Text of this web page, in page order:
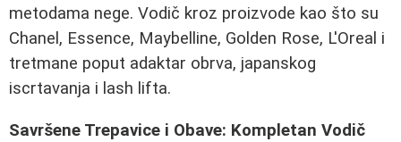
metodama negе. Vodič kroz proizvode kao što su
Chanel, Essence, Maybelline, Golden Rose, L'Oreal i
tretmane poput adaktar obrva, japanskog
iscrtavanja i lash lifta.
Savršene Trepavice i Obave: Kompletan Vodič